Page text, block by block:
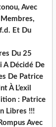
Avec
Et Du
Du 25
A Décidé De
De Patrice
À L’exil
: Patrice
Libres !!!
Avec